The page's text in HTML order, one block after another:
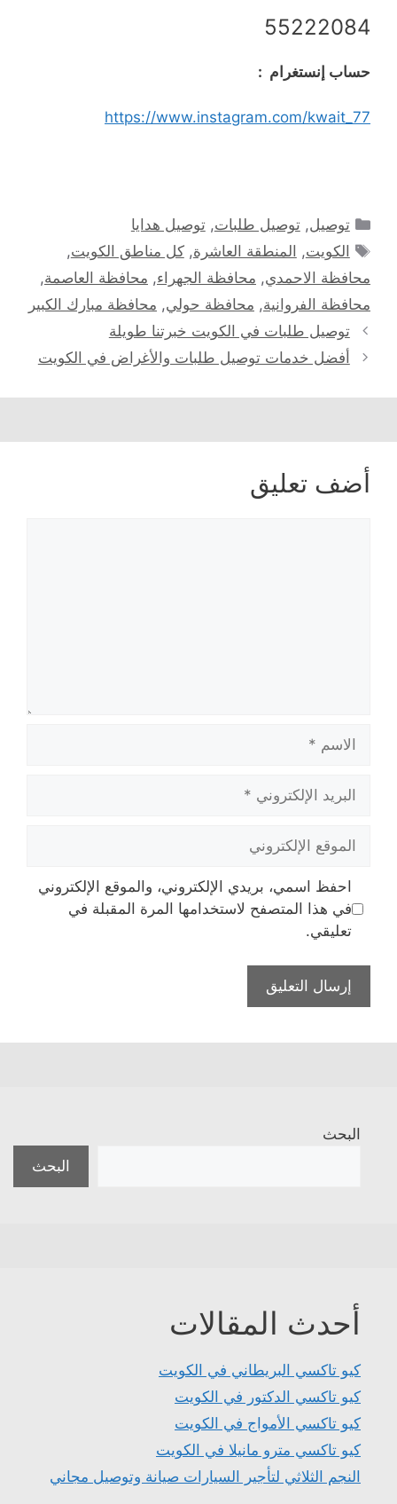
55222084
حساب إنستغرام :
https://www.instagram.com/kwait_77
التصنيفات
توصيل,توصيل طلبات,توصيل هدايا
الوسوم
الكويت, المنطقة العاشرة,كل مناطق الكويت,
محافظة الاحمدي, محافظة الجهراء, محافظة العاصمة,
محافظة الفروانية, محافظة حولي, محافظة مبارك الكبير
توصيل طلبات في الكويت خبرتنا طويلة
أفضل خدمات توصيل طلبات والأغراض في الكويت
أضف تعليق
الاسم
البريد
الإلكتروني
الموقع
الإلكتروني
احفظ اسمي، بريدي الإلكتروني، والموقع الإلكتروني
في هذا المتصفح لاستخدامها المرة المقبلة في
تعليقي.
البحث
البحث
أحدث المقالات
كيو تاكسي البريطاني في الكويت
كيو تاكسي الدكتور في الكويت
كيو تاكسي الأمواج في الكويت
كيو تاكسي مترو مانيلا في الكويت
النجم الثلاثي لتأجير السيارات صيانة وتوصيل مجاني